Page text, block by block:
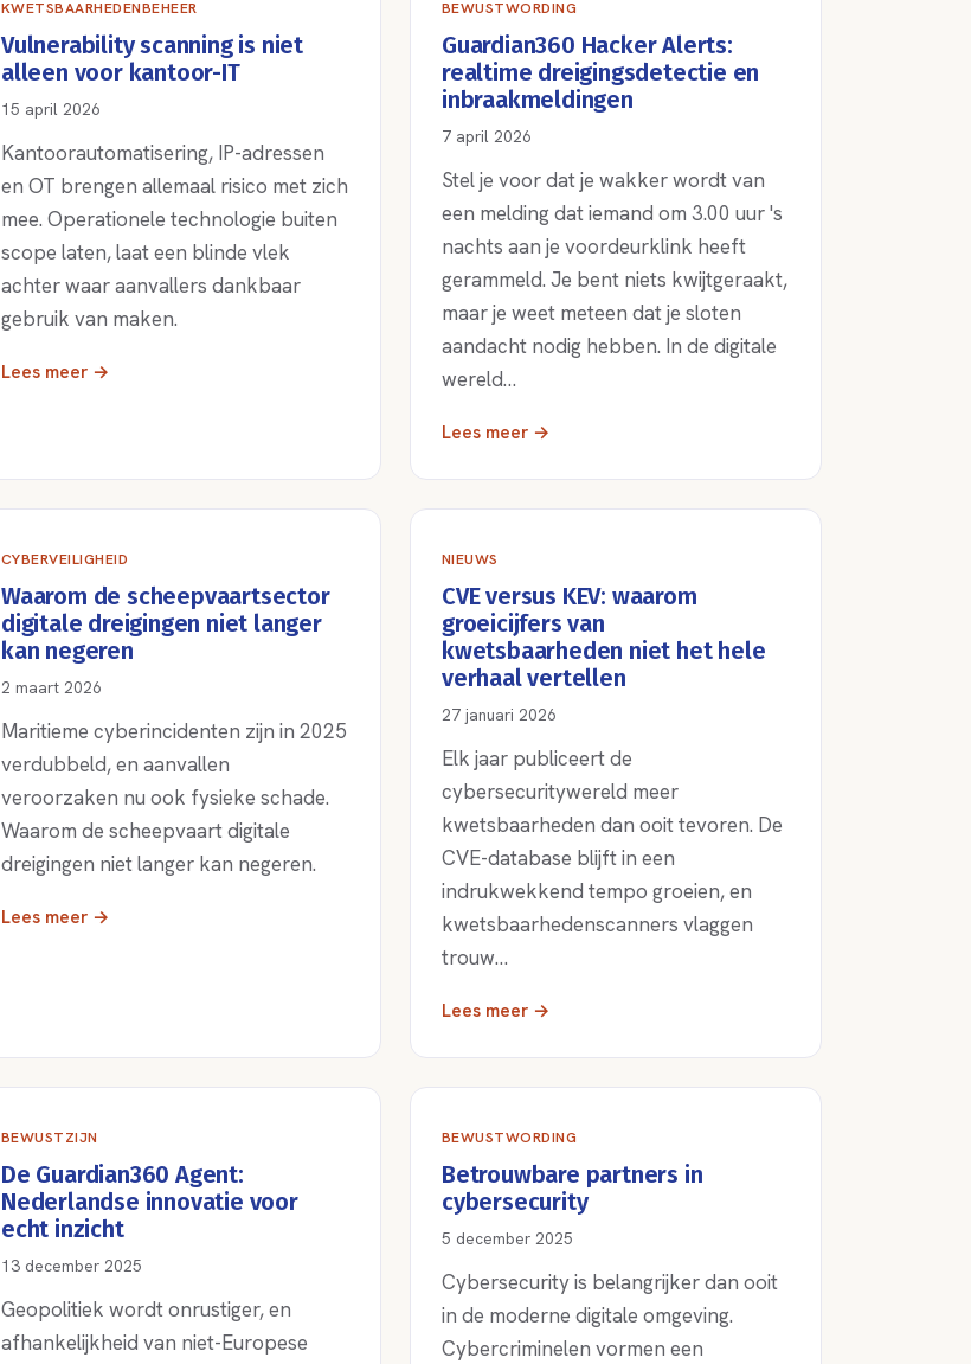
KWETSBAARHEDENBEHEER
Vulnerability scanning is niet
alleen voor kantoor-IT
15 april 2026
Kantoorautomatisering, IP-adressen
en OT brengen allemaal risico met zich
mee. Operationele technologie buiten
scope laten, laat een blinde vlek
achter waar aanvallers dankbaar
gebruik van maken.
Lees meer →
BEWUSTWORDING
Guardian360 Hacker Alerts:
realtime dreigingsdetectie en
inbraakmeldingen
7 april 2026
Stel je voor dat je wakker wordt van
een melding dat iemand om 3.00 uur 's
nachts aan je voordeurklink heeft
gerammeld. Je bent niets kwijtgeraakt,
maar je weet meteen dat je sloten
aandacht nodig hebben. In de digitale
wereld…
Lees meer →
CYBERVEILIGHEID
Waarom de scheepvaartsector
digitale dreigingen niet langer
kan negeren
2 maart 2026
Maritieme cyberincidenten zijn in 2025
verdubbeld, en aanvallen
veroorzaken nu ook fysieke schade.
Waarom de scheepvaart digitale
dreigingen niet langer kan negeren.
Lees meer →
NIEUWS
CVE versus KEV: waarom
groeicijfers van
kwetsbaarheden niet het hele
verhaal vertellen
27 januari 2026
Elk jaar publiceert de
cybersecuritywereld meer
kwetsbaarheden dan ooit tevoren. De
CVE-database blijft in een
indrukwekkend tempo groeien, en
kwetsbaarhedenscanners vlaggen
trouw…
Lees meer →
BEWUSTZIJN
De Guardian360 Agent:
Nederlandse innovatie voor
echt inzicht
13 december 2025
Geopolitiek wordt onrustiger, en
afhankelijkheid van niet-Europese
BEWUSTWORDING
Betrouwbare partners in
cybersecurity
5 december 2025
Cybersecurity is belangrijker dan ooit
in de moderne digitale omgeving.
Cybercriminelen vormen een